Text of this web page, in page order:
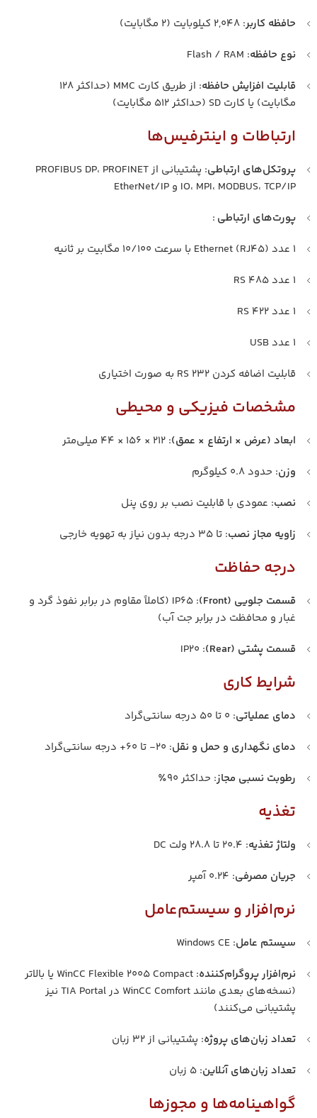
حافظه کاربر: ۲,۰۴۸ کیلوبایت (۲ مگابایت)
نوع حافظه: Flash / RAM
قابلیت افزایش حافظه
: از طریق کارت MMC (حداکثر ۱۲۸
مگابایت) یا کارت SD (حداکثر ۵۱۲ مگابایت)
ارتباطات و اینترفیس‌ها
پروتکل‌های ارتباطی
: پشتیبانی از PROFIBUS DP، PROFINET
IO، MPI، MODBUS، TCP/IP و EtherNet/IP
پورت‌های ارتباطی :
۱ عدد Ethernet (RJ45) با سرعت ۱۰/۱۰۰ مگابیت بر ثانیه
۱ عدد RS 485
۱ عدد RS 422
۱ عدد USB
قابلیت اضافه کردن RS 232 به صورت اختیاری
مشخصات فیزیکی و محیطی
ابعاد (عرض × ارتفاع × عمق): ۲۱۲ × ۱۵۶ × ۴۴ میلی‌متر
وزن: حدود ۰.۸ کیلوگرم
نصب: عمودی با قابلیت نصب بر روی پنل
زاویه مجاز نصب: تا ۳۵ درجه بدون نیاز به تهویه خارجی
درجه حفاظت
قسمت جلویی (Front)
: IP65 (کاملاً مقاوم در برابر نفوذ گرد و
غبار و محافظت در برابر جت آب)
قسمت پشتی (Rear)
: IP20
شرایط کاری
دمای عملیاتی: ۰ تا ۵۰ درجه سانتی‌گراد
دمای نگهداری و حمل و نقل: ۲۰- تا ۶۰+ درجه سانتی‌گراد
رطوبت نسبی مجاز: حداکثر ۹۰٪
تغذیه
ولتاژ تغذیه: ۲۰.۴ تا ۲۸.۸ ولت DC
جریان مصرفی: ۰.۲۴ آمپر
نرم‌افزار و سیستم‌عامل
سیستم عامل: Windows CE
نرم‌افزار پروگرام‌کننده
: WinCC Flexible 2005 Compact یا بالاتر
(نسخه‌های بعدی مانند WinCC Comfort در TIA Portal نیز
پشتیبانی می‌کنند)
تعداد زبان‌های پروژه: پشتیبانی از ۳۲ زبان
تعداد زبان‌های آنلاین: ۵ زبان
گواهینامه‌ها و مجوزها